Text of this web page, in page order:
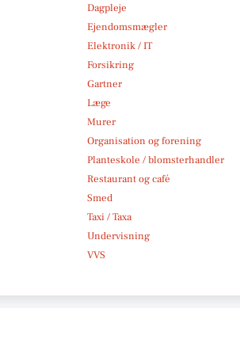
Dagpleje
Ejendomsmægler
Elektronik / IT
Forsikring
Gartner
Læge
Murer
Organisation og forening
Planteskole / blomsterhandler
Restaurant og café
Smed
Taxi / Taxa
Undervisning
VVS